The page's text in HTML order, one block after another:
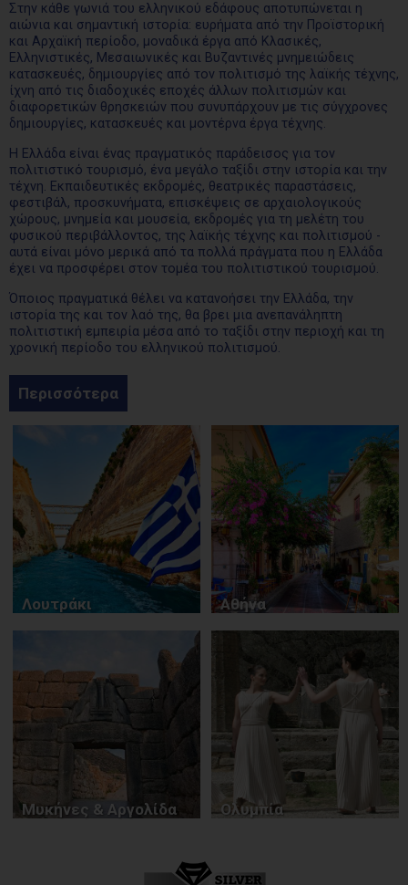
Στην κάθε γωνιά του ελληνικού εδάφους αποτυπώνεται η
αιώνια και σημαντική ιστορία: ευρήματα από την Προϊστορική
και Αρχαϊκή περίοδο, μοναδικά έργα από Κλασικές,
Ελληνιστικές, Μεσαιωνικές και Βυζαντινές μνημειώδεις
κατασκευές, δημιουργίες από τον πολιτισμό της λαϊκής τέχνης,
ίχνη από τις διαδοχικές εποχές άλλων πολιτισμών και
διαφορετικών θρησκειών που συνυπάρχουν με τις σύγχρονες
δημιουργίες, κατασκευές και μοντέρνα έργα τέχνης.
Η Ελλάδα είναι ένας πραγματικός παράδεισος για τον
πολιτιστικό τουρισμό, ένα μεγάλο ταξίδι στην ιστορία και την
τέχνη. Εκπαιδευτικές εκδρομές, θεατρικές παραστάσεις,
φεστιβάλ, προσκυνήματα, επισκέψεις σε αρχαιολογικούς
χώρους, μνημεία και μουσεία, εκδρομές για τη μελέτη του
φυσικού περιβάλλοντος, της λαϊκής τέχνης και πολιτισμού -
αυτά είναι μόνο μερικά από τα πολλά πράγματα που η Ελλάδα
έχει να προσφέρει στον τομέα του πολιτιστικού τουρισμού.
Όποιος πραγματικά θέλει να κατανοήσει την Ελλάδα, την
ιστορία της και τον λαό της, θα βρει μια ανεπανάληπτη
πολιτιστική εμπειρία μέσα από το ταξίδι στην περιοχή και τη
χρονική περίοδο του ελληνικού πολιτισμού.
Περισσότερα
Λουτράκι Αθήνα
Μυκήνες & Αργολίδα Ολυμπία